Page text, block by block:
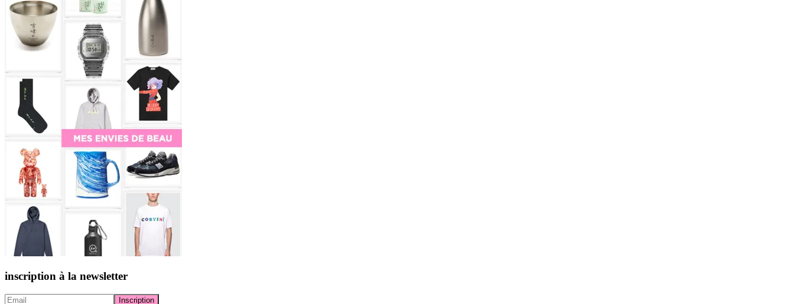
inscription à la newsletter